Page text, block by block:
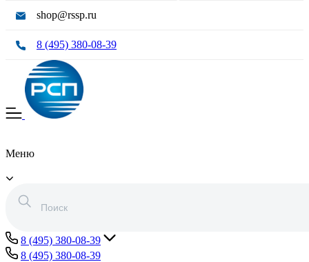
shop@rssp.ru
8 (495) 380-08-39
Меню
8 (495) 380-08-39
8 (495) 380-08-39